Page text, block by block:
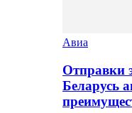
Авиа
Отправки
Беларусь